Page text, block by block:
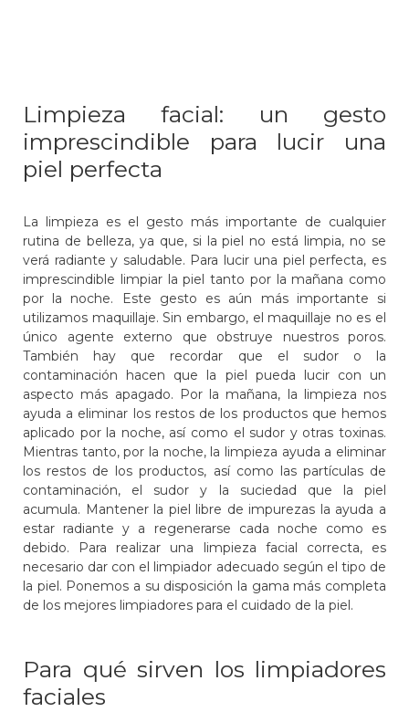
Limpieza facial: un gesto
imprescindible para lucir una
piel perfecta
La limpieza es el gesto más importante de cualquier
rutina de belleza, ya que, si la piel no está limpia, no se
verá radiante y saludable. Para lucir una piel perfecta, es
imprescindible limpiar la piel tanto por la mañana como
por la noche. Este gesto es aún más importante si
utilizamos maquillaje. Sin embargo, el maquillaje no es el
único agente externo que obstruye nuestros poros.
También hay que recordar que el sudor o la
contaminación hacen que la piel pueda lucir con un
aspecto más apagado. Por la mañana, la limpieza nos
ayuda a eliminar los restos de los productos que hemos
aplicado por la noche, así como el sudor y otras toxinas.
Mientras tanto, por la noche, la limpieza ayuda a eliminar
los restos de los productos, así como las partículas de
contaminación, el sudor y la suciedad que la piel
acumula. Mantener la piel libre de impurezas la ayuda a
estar radiante y a regenerarse cada noche como es
debido. Para realizar una limpieza facial correcta, es
necesario dar con el limpiador adecuado según el tipo de
la piel. Ponemos a su disposición la gama más completa
de los mejores limpiadores para el cuidado de la piel.
Para qué sirven los limpiadores
faciales